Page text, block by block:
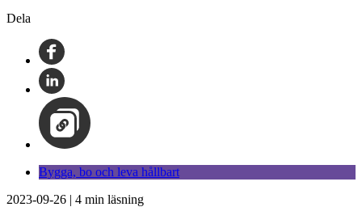
Dela
Bygga, bo och leva hållbart
2023-09-26 | 4 min läsning